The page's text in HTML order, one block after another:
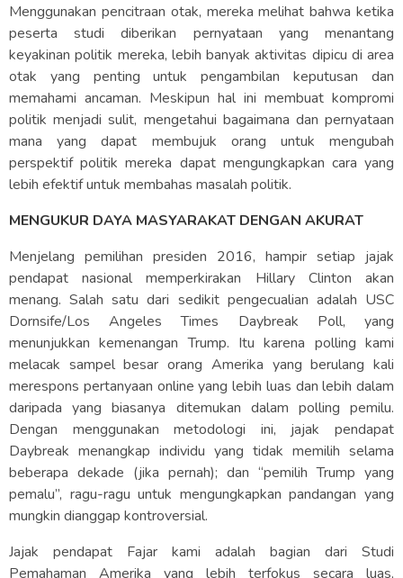
Menggunakan pencitraan otak, mereka melihat bahwa ketika
peserta studi diberikan pernyataan yang menantang
keyakinan politik mereka, lebih banyak aktivitas dipicu di area
otak yang penting untuk pengambilan keputusan dan
memahami ancaman. Meskipun hal ini membuat kompromi
politik menjadi sulit, mengetahui bagaimana dan pernyataan
mana yang dapat membujuk orang untuk mengubah
perspektif politik mereka dapat mengungkapkan cara yang
lebih efektif untuk membahas masalah politik.
MENGUKUR DAYA MASYARAKAT DENGAN AKURAT
Menjelang pemilihan presiden 2016, hampir setiap jajak
pendapat nasional memperkirakan Hillary Clinton akan
menang. Salah satu dari sedikit pengecualian adalah USC
Dornsife/Los Angeles Times Daybreak Poll, yang
menunjukkan kemenangan Trump. Itu karena polling kami
melacak sampel besar orang Amerika yang berulang kali
merespons pertanyaan online yang lebih luas dan lebih dalam
daripada yang biasanya ditemukan dalam polling pemilu.
Dengan menggunakan metodologi ini, jajak pendapat
Daybreak menangkap individu yang tidak memilih selama
beberapa dekade (jika pernah); dan “pemilih Trump yang
pemalu”, ragu-ragu untuk mengungkapkan pandangan yang
mungkin dianggap kontroversial.
Jajak pendapat Fajar kami adalah bagian dari Studi
Pemahaman Amerika yang lebih terfokus secara luas,